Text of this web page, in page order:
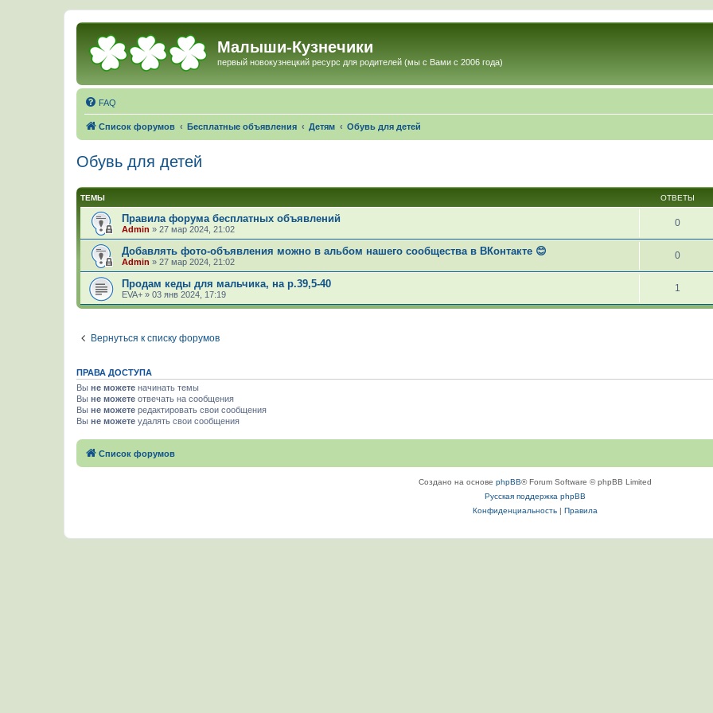
Малыши-Кузнечики
первый новокузнецкий ресурс для родителей (мы с Вами с 2006 года)
FAQ
Список форумов Бесплатные объявления Детям Обувь для детей
Обувь для детей
ТЕМЫ ОТВЕТЫ
Правила форума бесплатных объявлений
Admin » 27 мар 2024, 21:02
0
Добавлять фото-объявления можно в альбом нашего сообщества в ВКонтакте 😊
Admin » 27 мар 2024, 21:02
0
Продам кеды для мальчика, на р.39,5-40
EVA+ » 03 янв 2024, 17:19
1
Вернуться к списку форумов
ПРАВА ДОСТУПА
Вы не можете начинать темы
Вы не можете отвечать на сообщения
Вы не можете редактировать свои сообщения
Вы не можете удалять свои сообщения
Список форумов
Создано на основе phpBB® Forum Software © phpBB Limited
Русская поддержка phpBB
Конфиденциальность| Правила